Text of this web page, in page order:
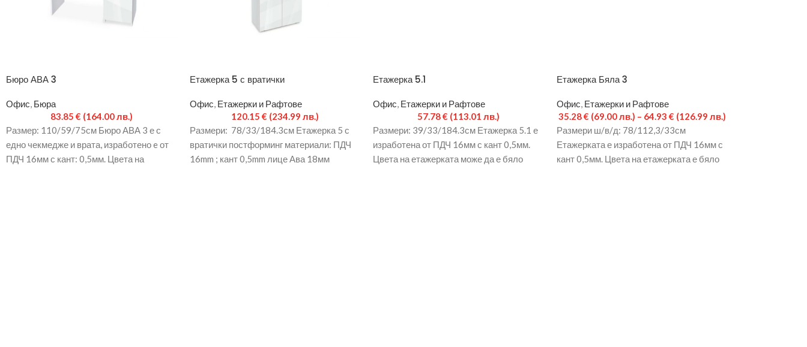
Бюро АВА 3
Офис, Бюра
83.85€ (164.00 лв.)
Размер: 110/59/75см Бюро АВА 3 е с
едно чекмедже и врата, изработено e от
ПДЧ 16мм с кант: 0,5мм. Цвета на
Етажерка 5 с вратички
Офис, Етажерки и Рафтове
120.15€ (234.99 лв.)
Размери: 78/33/184.3см Етажерка 5 с
вратички постформинг материали: ПДЧ
16mm ; кант 0,5mm лице Ава 18мм
Етажерка 5.1
Офис, Етажерки и Рафтове
57.78€ (113.01 лв.)
Размери: 39/33/184.3см Етажерка 5.1 е
изработена от ПДЧ 16мм с кант 0,5мм.
Цвета на етажерката може да е бяло
Етажерка Бяла 3
Офис, Етажерки и Рафтове
35.28€ (69.00 лв.) – 64.93 € (126.99 лв.)
Размери ш/в/д: 78/112,3/33см
Етажерката е изработена от ПДЧ 16мм с
кант 0,5мм. Цвета на етажерката е бяло